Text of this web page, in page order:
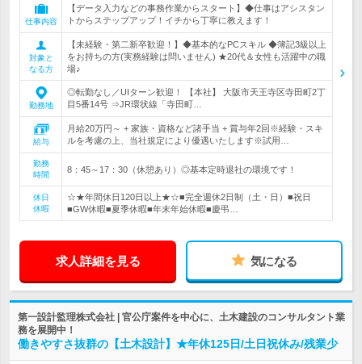
仕事内容
【データ入力などの事務作業からスタート】◆仕事はアシスタン
トからステップアップ！イチから丁寧に教えます！
対象と
なる方
【未経験・第二新卒歓迎！】◆基本的なPCスキル ◆簿記3級以上
をお持ちの方(実務経験は問いません) ★20代＆女性も活躍中の職
場♪
勤務地
◎転勤なし／UIターン歓迎！ 【本社】 大阪市天王寺区寺田町2丁
目5番14号 ⇒JR環状線「寺田町…
給与
月給20万円～ + 家族・資格など諸手当 + 賞与年2回※経験・スキ
ルを考慮の上、当社規定により優遇いたします※試用…
勤務
時間
8：45～17：30（休憩あり）◎基本定時退社の環境です！
休日
休暇
☆★年間休日120日以上★☆■完全週休2日制（土・日）■祝日
■GW休暇■夏季休暇■年末年始休暇■慶弔…
求人詳細を見る 気になる
第一設計監理株式会社 | 官公庁案件を中心に、土木建設のコンサルタント業
務を展開中！
働きやすさ抜群の【土木設計】★年休125日/土日祝休み/残業少